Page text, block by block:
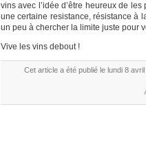
vins avec l’idée d’être heureux de
une certaine resistance, résistance à
un peu à chercher la limite juste pour
Vive les vins debout !
Cet article a été publié le lundi 8